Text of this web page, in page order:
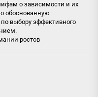
о зависимости и их
обоснованную
выбору эффективного
ростов